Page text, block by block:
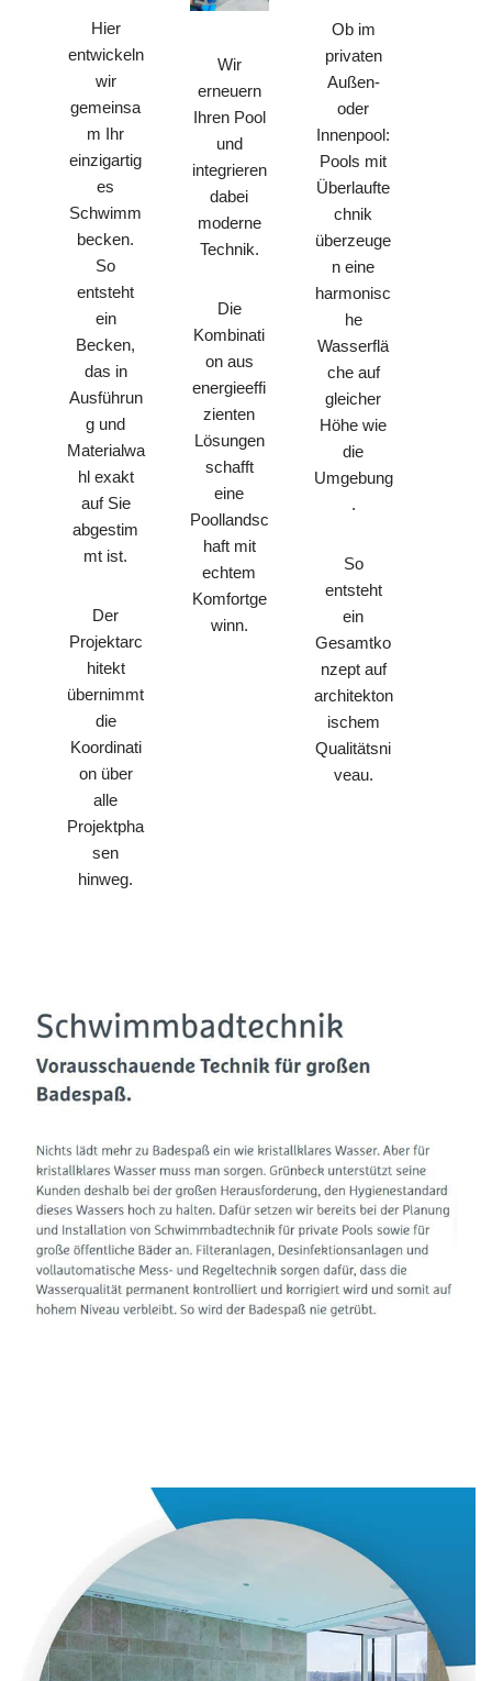
Hier
entwickeln
wir
gemeinsa
m Ihr
einzigartig
es
Schwimm
becken.
So
entsteht
ein
Becken,
das in
Ausführun
g und
Materialwa
hl exakt
auf Sie
abgestim
mt ist.
Der
Projektarc
hitekt
übernimmt
die
Koordinati
on über
alle
Projektpha
sen
hinweg.
Wir
erneuern
Ihren Pool
und
integrieren
dabei
moderne
Technik.
Die
Kombinati
on aus
energieeffi
zienten
Lösungen
schafft
eine
Poollandsc
haft mit
echtem
Komfortge
winn.
Ob im
privaten
Außen-
oder
Innenpool:
Pools mit
Überlaufte
chnik
überzeuge
n eine
harmonisc
he
Wasserflä
che auf
gleicher
Höhe wie
die
Umgebung
.
So
entsteht
ein
Gesamtko
nzept auf
architekton
ischem
Qualitätsni
veau.